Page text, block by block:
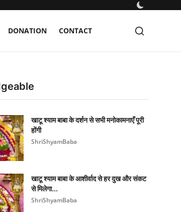
DONATION CONTACT
खाटू श्याम बाबा के दर्शन से सभी मनोकामनाएँ पूरी
होंगी
ShriShyamBaba
खाटू श्याम बाबा के आशीर्वाद से हर दुख और संकट
से मिलेगा...
ShriShyamBaba